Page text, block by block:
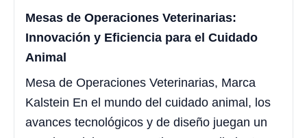
Mesas de Operaciones Veterinarias:
Innovación y Eficiencia para el Cuidado
Animal
Mesa de Operaciones Veterinarias, Marca
Kalstein En el mundo del cuidado animal, los
avances tecnológicos y de diseño juegan un